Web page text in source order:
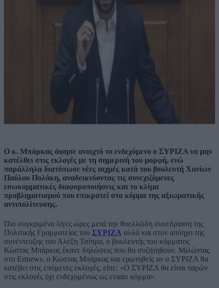
Ο κ. Μπάρκας άφησε ανοιχτό το ενδεχόμενο ο ΣΥΡΙΖΑ να μην
κατέλθει στις εκλογές με τη σημερινή του μορφή, ενώ
παράλληλα διατύπωσε νέες αιχμές κατά του βουλευτή Χανίων
Παύλου Πολάκη, αναδεικνύοντας τις συνεχιζόμενες
εσωκομματικές διαφοροποιήσεις και το κλίμα
προβληματισμού που επικρατεί στο κόμμα της αξιωματικής
αντιπολίτευσης.
Πιο συγκριμένα λίγες ώρες μετά την θυελλώδη συνεδρίαση της
Πολιτικής Γραμματείας του ΣΥΡΙΖΑ αλλά και στον απόηχο της
συνέντευξης του Αλέξη Τσίπρα, ο βουλευτής του κόμματος
Κώστας Μπάρκας έκανε δηλώσεις που θα συζητηθούν. Μιλώντας
στο Ertnews, ο Κώστας Μπάρκας και ερωτηθείς αν ο ΣΥΡΙΖΑ θα
κατέβει στις επόμενες εκλογές, είπε: «Ο ΣΥΡΙΖΑ θα είναι παρών
στις εκλογές όχι ενδεχομένως ως ενιαίο κόμμα».